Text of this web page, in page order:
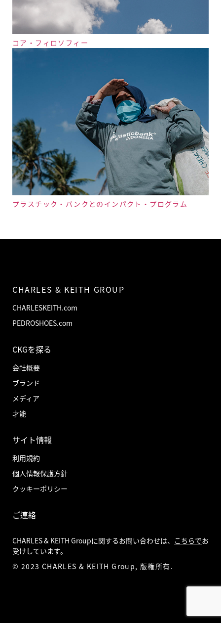
コア・フィロソフィー
プラスチック・バンクとのインパクト・プログラム
CHARLES & KEITH GROUP
CHARLESKEITH.com
PEDROSHOES.com
CKGを探る
会社概要
ブランド
メディア
才能
サイト情報
利用規約
個人情報保護方針
クッキーポリシー
ご連絡
CHARLES & KEITH Groupに関するお問い合わせは、 こちらでお
受けしています。
© 2023 CHARLES & KEITH Group, 版権所有.